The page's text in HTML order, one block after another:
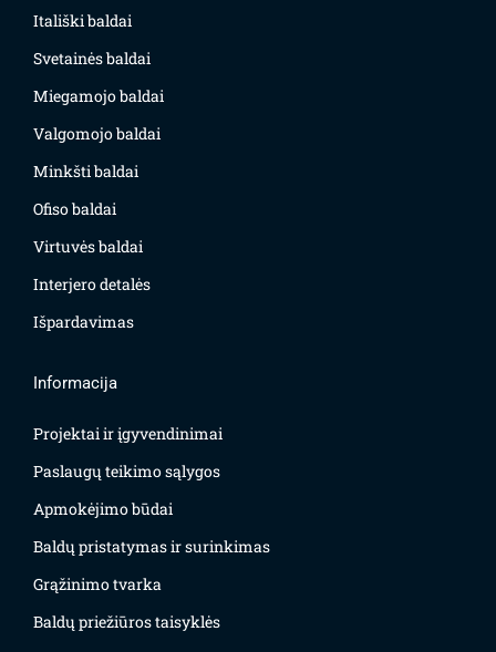
Itališki baldai
Svetainės baldai
Miegamojo baldai
Valgomojo baldai
Minkšti baldai
Ofiso baldai
Virtuvės baldai
Interjero detalės
Išpardavimas
Informacija
Projektai ir įgyvendinimai
Paslaugų teikimo sąlygos
Apmokėjimo būdai
Baldų pristatymas ir surinkimas
Grąžinimo tvarka
Baldų priežiūros taisyklės